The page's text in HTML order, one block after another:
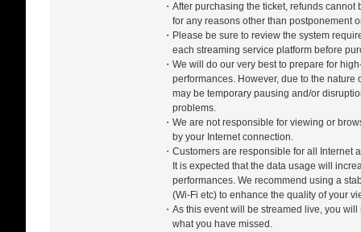
・After purchasing the ticket, refunds cannot
for any reasons other than postponement
・Please be sure to review the system
each streaming service platform before
・We will do our very best to prepare for
performances. However, due to the nature
may be temporary pausing and/or
problems.
・We are not responsible for viewing or
by your Internet connection.
・Customers are responsible for all Internet
It is expected that the data usage will
performances. We recommend using a
(Wi-Fi etc) to enhance the quality of your
・As this event will be streamed live, you
what you have missed.